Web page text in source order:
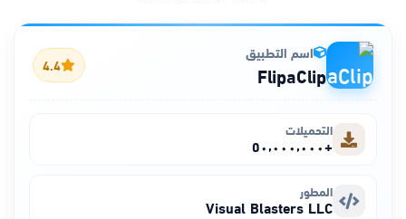
ذكاء اصطناعياسم التطبيق
FlipaClip
4.4
التحميلات
+٥٠٬٠٠٠٬٠٠٠
المطور
Visual Blasters LLC